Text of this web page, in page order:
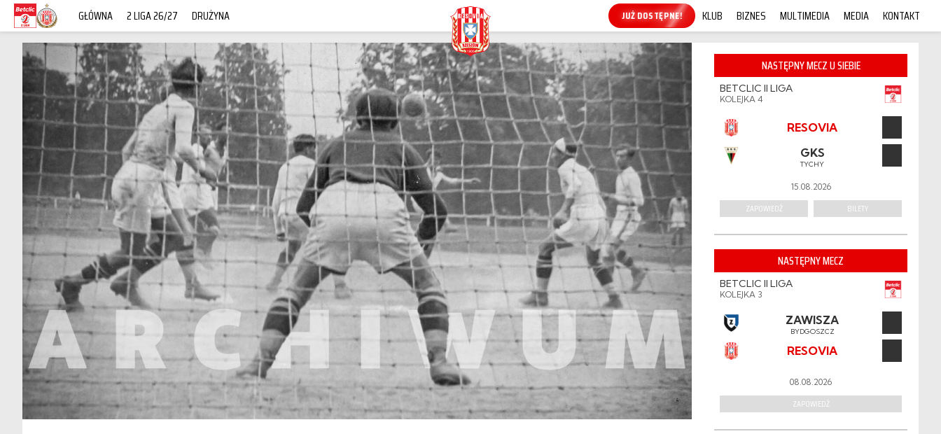
GŁÓWNA 2 LIGA 26/27 DRUŻYNA KUP ONLINE! KLUB BIZNES MULTIMEDIA MEDIA KONTAKT
NASTĘPNY MECZ U SIEBIE
BETCLIC II LIGA
KOLEJKA 4
RESOVIA
GKS
TYCHY
15.08.2026
ZAPOWIEDŹ BILETY
NASTĘPNY MECZ
BETCLIC II LIGA
KOLEJKA 3
ZAWISZA
BYDGOSZCZ
RESOVIA
08.08.2026
ZAPOWIEDŹ